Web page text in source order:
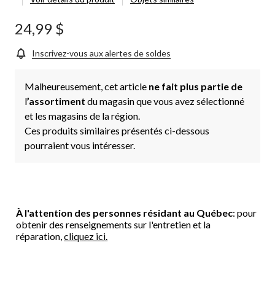
24,99 $
Inscrivez-vous aux alertes de soldes
Malheureusement, cet article ne fait plus partie de
l’assortiment du magasin que vous avez sélectionné
et les magasins de la région.
Ces produits similaires présentés ci-dessous
pourraient vous intéresser.
À l'attention des personnes résidant au Québec: pour
obtenir des renseignements sur l'entretien et la
réparation,cliquez ici.